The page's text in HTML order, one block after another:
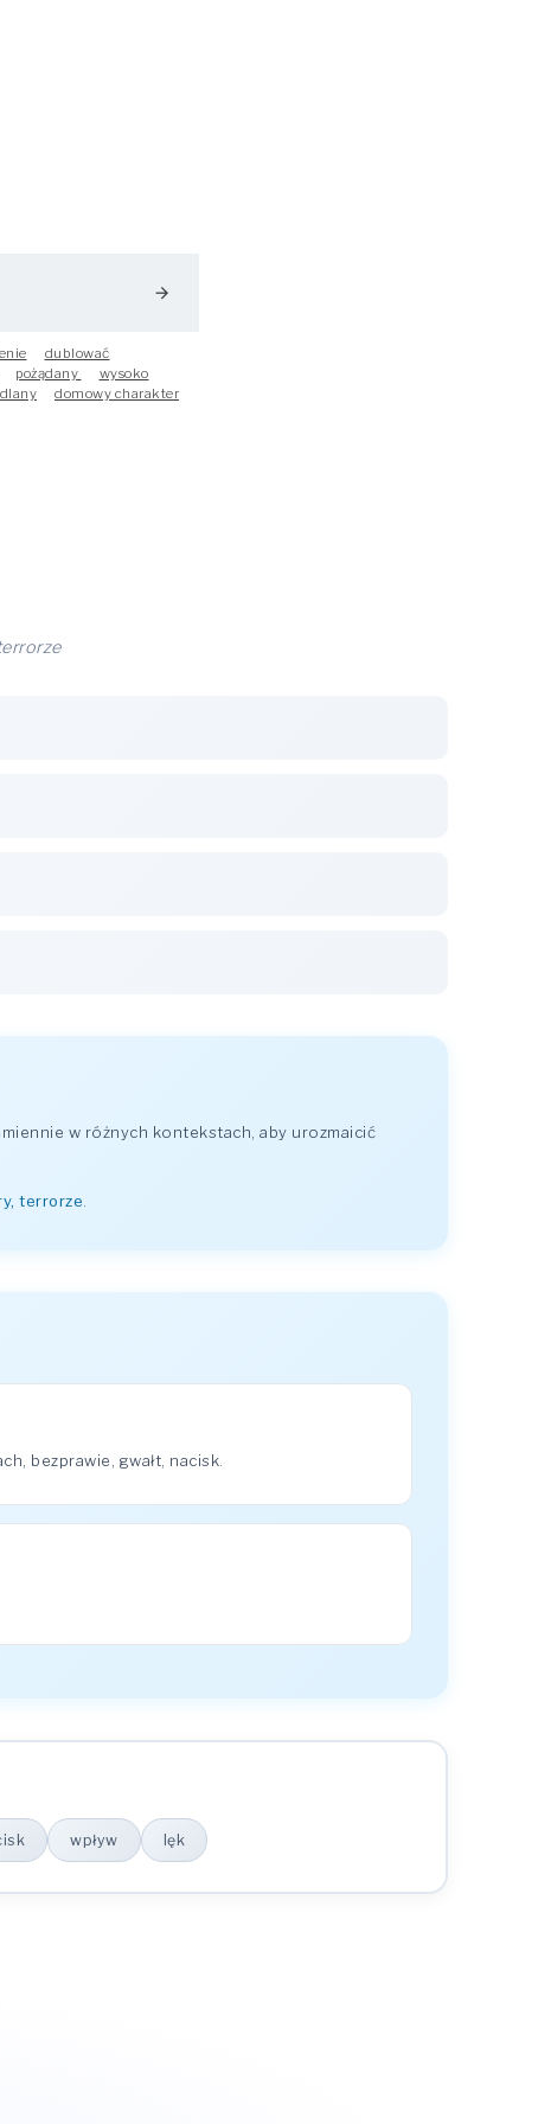
arrow_forward
dublować
pożądany
wysoko
domowy charakter
w różnych kontekstach, aby urozmaicić
terrorze
bezprawie, gwałt, nacisk.
wpływ lęk